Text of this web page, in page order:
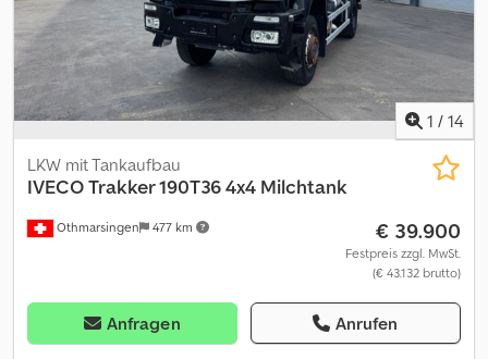
Anlage-Bezeichnung: HLW Turbo - Kreiselpumpe - MAK 3003 -
Sampler Probe - CIP-Reinigung Crjdpfx Aoxtuiqeb Nef
1 / 14
Othmarsingen 477 km
LKW mit Tankaufbau
IVECOTrakker 190T36 4x4 Milchtank
€ 39.900
Festpreis zzgl. MwSt.
(€ 43.132 brutto)
Anfragen Anrufen